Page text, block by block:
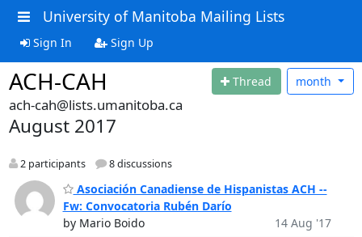
University of Manitoba Mailing Lists
Sign In Sign Up
ACH-CAH Thread month
ach-cah@lists.umanitoba.ca
August 2017
2 participants 8 discussions
Asociación Canadiense de Hispanistas ACH --
Fw: Convocatoria Rubén Darío
by Mario Boido
14 Aug '17